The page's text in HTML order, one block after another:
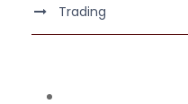
Trading